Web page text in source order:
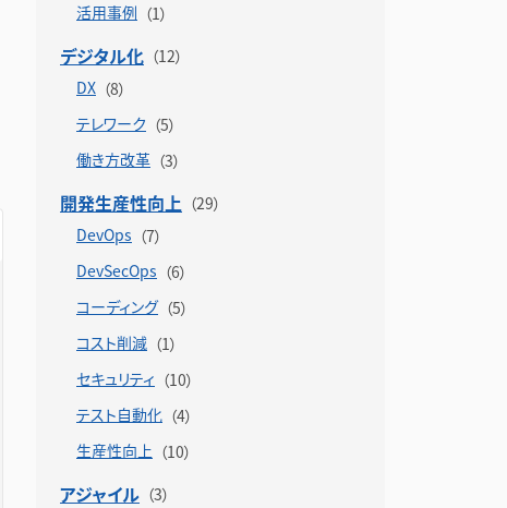
活用事例
デジタル化
DX
テレワーク
働き方改革
開発生産性向上
DevOps
DevSecOps
コーディング
コスト削減
セキュリティ
テスト自動化
生産性向上
アジャイル